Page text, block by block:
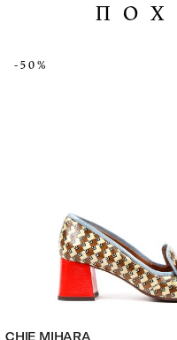
-50%
CHIE MIHARA